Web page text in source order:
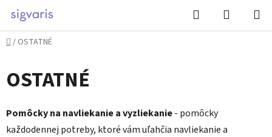
Prejsť
obsah
Hľadať
KOŠÍK
Domov
/ OSTATNÉ
OSTATNÉ
Pomôcky na navliekanie a vyzliekanie- pomôcky
každodennej potreby, ktoré vám uľahčia navliekanie a